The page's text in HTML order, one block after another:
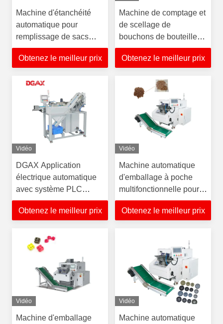
Machine d'étanchéité
automatique pour
remplissage de sacs
réduisant les dommages
aux pièces de précision
Obtenez le meilleur prix
Machine de comptage et
de scellage de
bouchons de bouteilles
de qualité
pharmaceutique,
emballage pour
bouchons cosmétiques
Obtenez le meilleur prix
Vidéo
DGAX Application
électrique automatique
avec système PLC
Machine de comptage
industriel machine
d'étanchéité pour les
anneaux O petites
pièces en caoutchouc
Obtenez le meilleur prix
Vidéo
Machine automatique
d'emballage à poche
multifonctionnelle pour
l'étanchéité par film en
plastique PE
Obtenez le meilleur prix
Vidéo
Machine d'emballage
Vidéo
Machine automatique